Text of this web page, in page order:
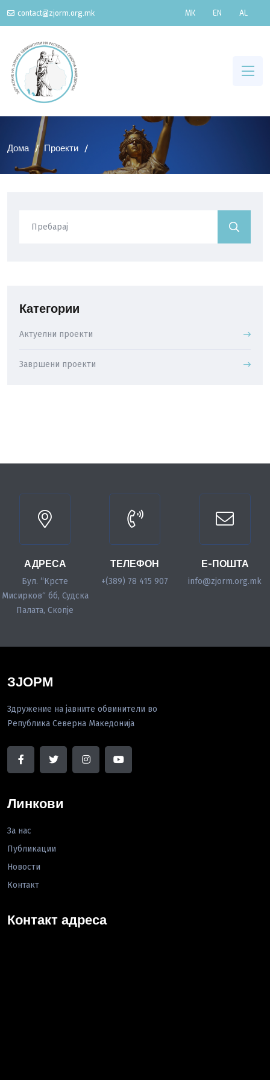
contact@zjorm.org.mk MK EN AL
Дома Проекти
Категории
Актуелни проекти
Завршени проекти
АДРЕСА
Бул. “Крсте
Мисирков“ бб, Судска
Палата, Скопје
ТЕЛЕФОН
+(389) 78 415 907
Е-ПОШТА
info@zjorm.org.mk
ЗЈОРМ
Здружение на јавните обвинители во
Република Северна Македонија
Линкови
За нас
Публикации
Новости
Контакт
Контакт адреса